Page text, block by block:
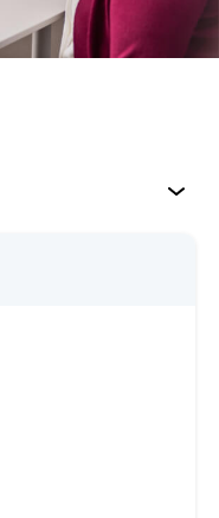
多甜 (The
Sugar